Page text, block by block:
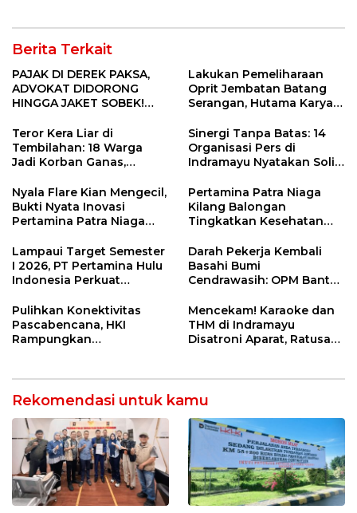
Berita Terkait
PAJAK DI DEREK PAKSA,
ADVOKAT DIDORONG
HINGGA JAKET SOBEK!
Ngamuk Kepung Polresta
Pekanbaru!
Lakukan Pemeliharaan
Oprit Jembatan Batang
Serangan, Hutama Karya
55 Tol Binjai–Langsa
Teror Kera Liar di
Tembilahan: 18 Warga
Jadi Korban Ganas,
12 Jahitan!
Sinergi Tanpa Batas: 14
Organisasi Pers di
Indramayu Nyatakan Solid
Nyala Flare Kian Mengecil,
Bukti Nyata Inovasi
Pertamina Patra Niaga
Net Zero Emission 2060
Pertamina Patra Niaga
Kilang Balongan
Tingkatkan Kesehatan
Pemeriksaan Kesehatan
Rutin dan Edukasi
Perawatan Gigi
Lampaui Target Semester
I 2026, PT Pertamina Hulu
Indonesia Perkuat
Nasional Lewat Inovasi &
Keselamatan Kerja
Darah Pekerja Kembali
Basahi Bumi
Cendrawasih: OPM Bantai
di Tolikara!
Pulihkan Konektivitas
Pascabencana, HKI
Rampungkan
Mencekam! Karaoke dan
THM di Indramayu
Disatroni Aparat, Ratusan
Rekomendasi untuk kamu